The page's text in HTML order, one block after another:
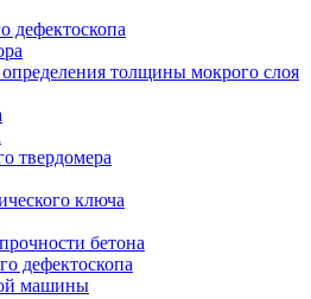
дефектоскопа
толщины мокрого слоя
твердомера
ключа
бетона
дефектоскопа
машины